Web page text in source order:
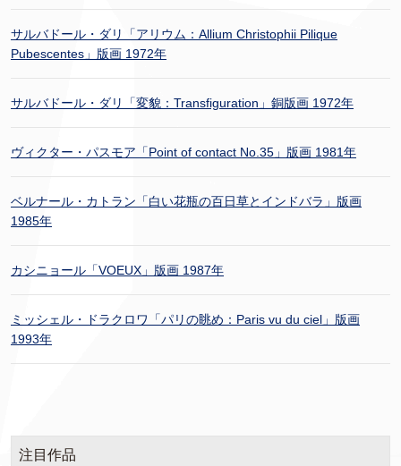
サルバドール・ダリ「アリウム：Allium Christophii Pilique
Pubescentes」版画 1972年
サルバドール・ダリ「変貌：Transfiguration」銅版画 1972年
ヴィクター・パスモア「Point of contact No.35」版画 1981年
ベルナール・カトラン「白い花瓶の百日草とインドバラ」版画
1985年
カシニョール「VOEUX」版画 1987年
ミッシェル・ドラクロワ「パリの眺め：Paris vu du ciel」版画
1993年
注目作品